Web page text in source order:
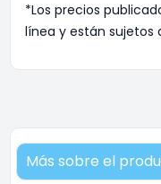
*Los precios
línea y están sujetos
Más sobre el